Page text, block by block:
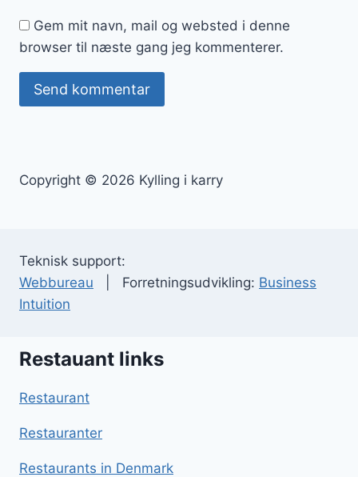
Gem mit navn, mail og websted i denne
browser til næste gang jeg kommenterer.
Copyright © 2026 Kylling i karry
Teknisk support:
Webbureau | Forretningsudvikling: Business
Intuition
Restauant links
Restaurant
Restauranter
Restaurants in Denmark